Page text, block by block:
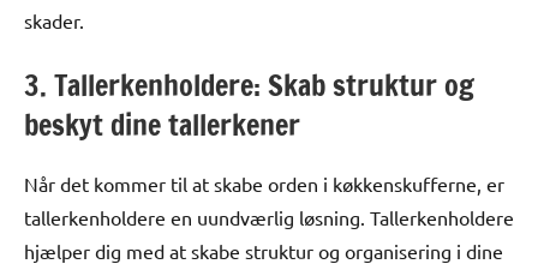
skader.
3. Tallerkenholdere: Skab struktur og
beskyt dine tallerkener
Når det kommer til at skabe orden i køkkenskufferne, er
tallerkenholdere en uundværlig løsning. Tallerkenholdere
hjælper dig med at skabe struktur og organisering i dine